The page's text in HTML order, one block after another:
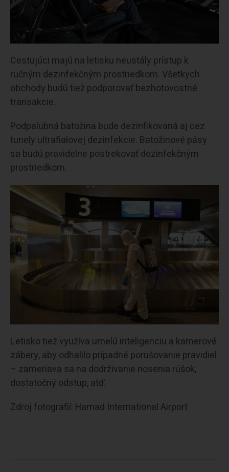
Cestujúci majú na letisku neustály prístup k
ručným dezinfekčným prostriedkom. Všetkych
obchody budú tiež podporovať bezhotovostné
transakcie.
Podpalubná batožina bude dezinfikovaná aj cez
tunely ultrafialovej dezinfekcie. Batožinové pásy
sa budú pravidelne postrekovať dezinfekčným
prostriedkom.
Letisko tiež využíva umelú inteligenciu a kamerové
zábery, aby odhalilo prípadné porušovanie pravidiel
– zameriava sa na dodrživanie nosenia rúšok,
dostatočný odstup, atď.
Zdroj fotografií: Hamad International Airport